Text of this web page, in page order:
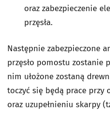
oraz zabezpieczenie
przęsła.
Następnie zabezpieczone
przęsło pomostu zostanie
nim ułożone zostaną
toczyć się będą prace
oraz uzupełnieniu skarpy